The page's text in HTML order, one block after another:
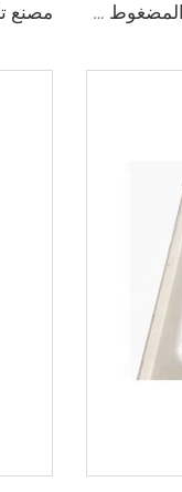
مورد القوالب - قالب غطاء فتحة الصرف المضغوط من FRP